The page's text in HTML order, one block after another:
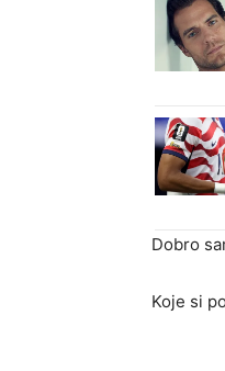
Dobro
Koje si